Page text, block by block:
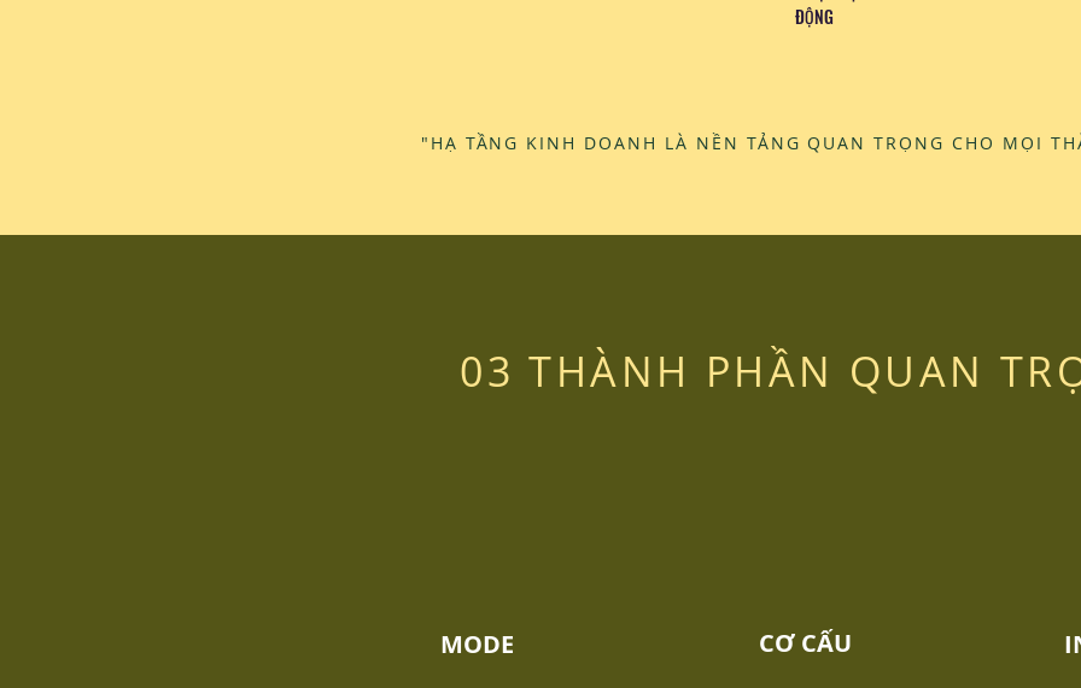
ĐỘNG
"HẠ TẦNG KINH DOANH LÀ NỀN TẢNG QUAN TRỌNG CHO MỌI
03 THÀNH PHẦN QUAN
MODE CƠ CẤU